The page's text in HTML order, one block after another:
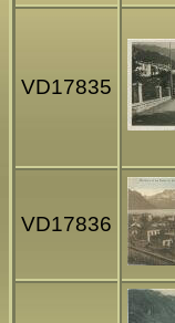
VD17835
VD17836